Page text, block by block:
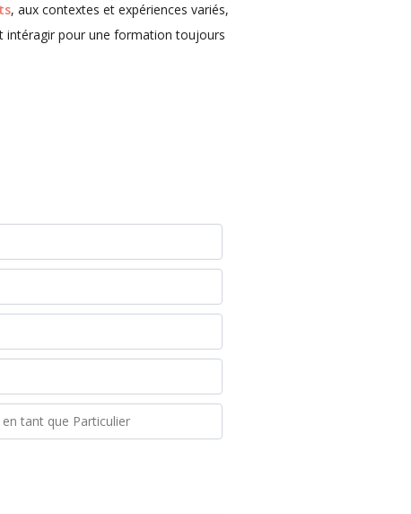
, aux contextes et expériences variés,
intéragir pour une formation toujours